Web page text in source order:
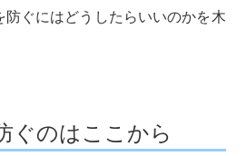
防ぐにはどうしたらいいのかを木
ぐのはここから